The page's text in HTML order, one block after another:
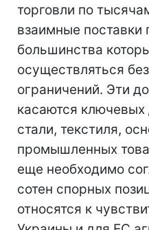
торговли по
взаимные
большинства
осуществляться
ограничений. Эти
касаются
стали, текстиля,
промышленных
еще необходимо
сотен спорных
относятся к